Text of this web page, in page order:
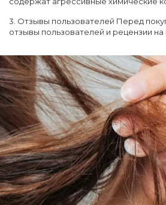
3. Отзывы пользователей Перед
отзывы пользователей и рецензии на